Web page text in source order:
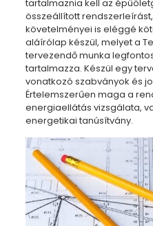
tartalmaznia kell az
összeállított
követelményei is eléggé
aláírólap készül, melyet a
tervezendő munka
tartalmazza. Készül egy
vonatkozó szabványok és
Értelemszerűen maga a
energiaellátás vizsgálata,
energetikai tanúsítvány.